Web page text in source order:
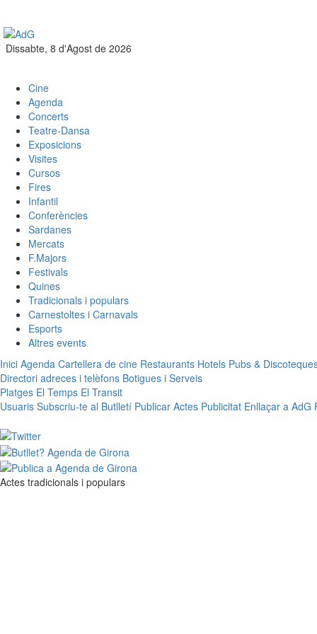
Dissabte, 8 d'Agost de 2026
Cine
Agenda
Concerts
Teatre-Dansa
Exposicions
Visites
Cursos
Fires
Infantil
Conferències
Sardanes
Mercats
F.Majors
Festivals
Quines
Tradicionals i populars
Carnestoltes i Carnavals
Esports
Altres events
Inici Agenda Cartellera de cine Restaurants Hotels Pubs &
Directori adreces i telèfons Botigues i Serveis
Platges El Temps El Transit
Usuaris Subscriu-te al Butlletí Publicar Actes Publicitat Enllaçar a AdG
Actes tradicionals i populars